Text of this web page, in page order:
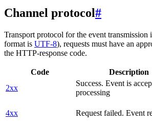
Channel protocol#
Transport protocol for the event transmission
format is UTF-8), requests must have an
the HTTP-response code.
Code Description
2xx
Success. Event is
processing
4xx Request failed. Event